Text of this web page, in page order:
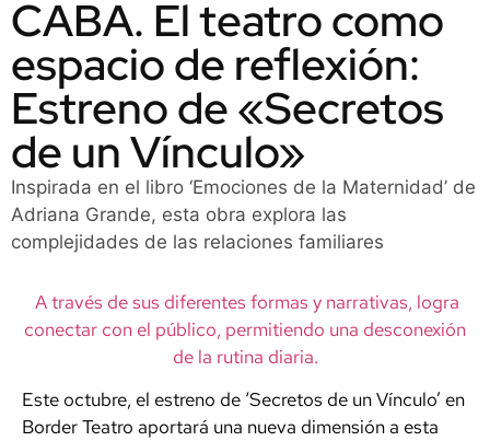
CABA. El teatro como
espacio de reflexión:
Estreno de «Secretos
de un Vínculo»
Inspirada en el libro ‘Emociones de la Maternidad’ de
Adriana Grande, esta obra explora las
complejidades de las relaciones familiares
A través de sus diferentes formas y narrativas, logra
conectar con el público, permitiendo una desconexión
de la rutina diaria.
Este octubre, el estreno de ‘Secretos de un Vínculo’ en
Border Teatro aportará una nueva dimensión a esta